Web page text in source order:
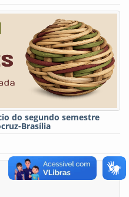
do segundo semestre
Brasília